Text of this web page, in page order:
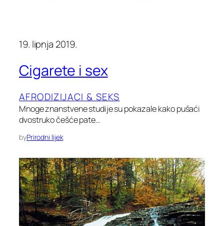
19. lipnja 2019.
Cigarete i sex
AFRODIZIJACI & SEKS
Mnoge znanstvene studije su pokazale kako pušaći
dvostruko češće pate…
byPrirodni lijek